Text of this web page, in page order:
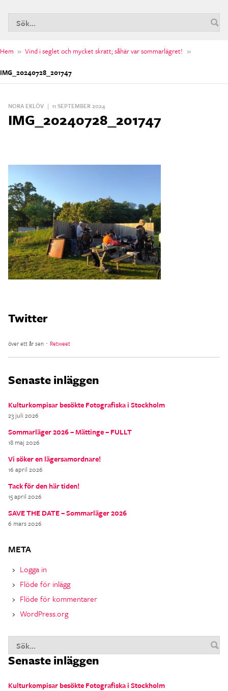
Hem » Vind i seglet och mycket skratt; såhär var sommarlägret! »
IMG_20240728_201747
NORA EKLÖV | 11 SEPTEMBER 2024
IMG_20240728_201747
Twitter
över ett år sen ･ Retweet
Senaste inläggen
Kulturkompisar besökte Fotografiska i Stockholm
23 juli 2026
Sommarläger 2026 – Mättinge – FULLT
18 maj 2026
Vi söker en lägersamordnare!
16 april 2026
Tack för den här tiden!
15 april 2026
SAVE THE DATE – Sommarläger 2026
6 mars 2026
META
Logga in
Flöde för inlägg
Flöde för kommentarer
WordPress.org
Senaste inläggen
Kulturkompisar besökte Fotografiska i Stockholm